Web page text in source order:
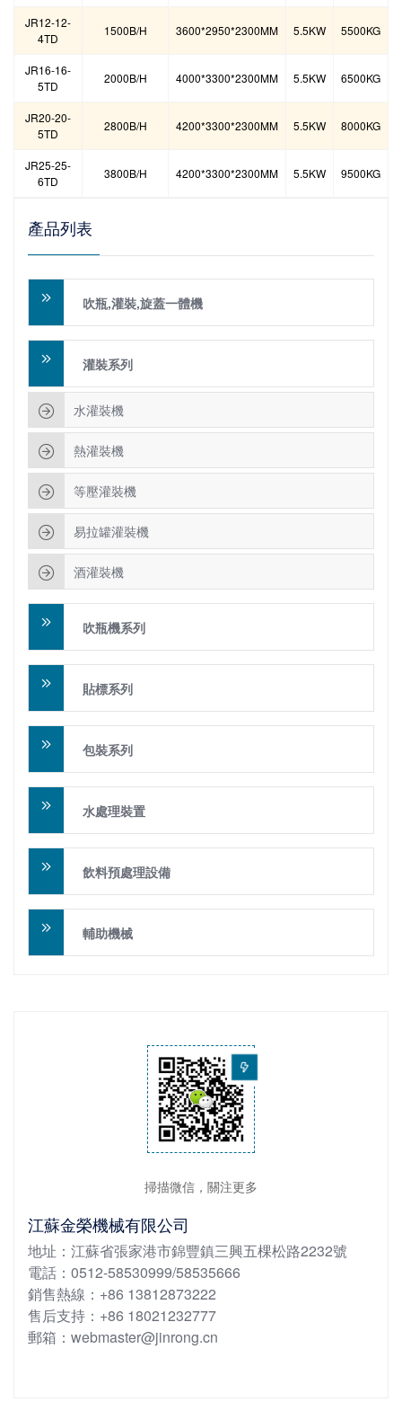
JR12-12-
4TD
1500B/H 3600*2950*2300MM 5.5KW 5500KG
JR16-16-
5TD
2000B/H 4000*3300*2300MM 5.5KW 6500KG
JR20-20-
5TD
2800B/H 4200*3300*2300MM 5.5KW 8000KG
JR25-25-
6TD
3800B/H 4200*3300*2300MM 5.5KW 9500KG
產品列表
吹瓶,灌裝,旋蓋一體機
灌裝系列
水灌裝機
熱灌裝機
等壓灌裝機
易拉罐灌裝機
酒灌裝機
吹瓶機系列
貼標系列
包裝系列
水處理裝置
飲料預處理設備
輔助機械
掃描微信，關注更多
江蘇金榮機械有限公司
地址：江蘇省張家港市錦豐鎮三興五棵松路2232號
電話：0512-58530999/58535666
銷售熱線：+86 13812873222
售后支持：+86 18021232777
郵箱：webmaster@jinrong.cn